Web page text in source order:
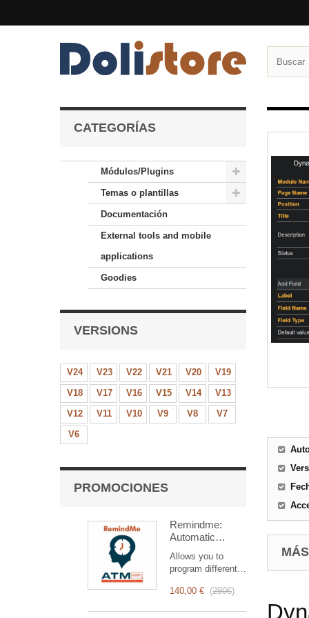
CATEGORÍAS
Módulos/Plugins
Temas o plantillas
Documentación
External tools and mobile
applications
Goodies
VERSIONS
V24 V23 V22 V21 V20
V19
V18
V17 V16 V15 V14
V13
V12
V11 V10 V9 V8
V7
V6
PROMOCIONES
Remindme:
Automatic
event,
notification)
Allows you to
program different
based on a trigger.
140,00 € (280€)